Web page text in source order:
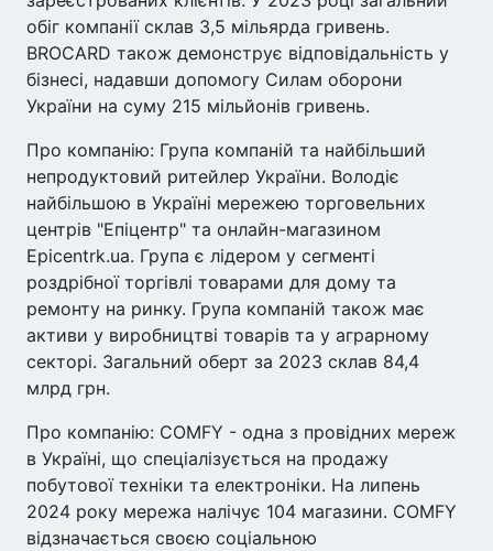
обіг компанії склав 3,5 мільярда гривень.
BROCARD також демонструє відповідальність у
бізнесі, надавши допомогу Силам оборони
України на суму 215 мільйонів гривень.
Про компанію: Група компаній та найбільший
непродуктовий ритейлер України. Володіє
найбільшою в Україні мережею торговельних
центрів "Епіцентр" та онлайн-магазином
Epicentrk.ua. Група є лідером у сегменті
роздрібної торгівлі товарами для дому та
ремонту на ринку. Група компаній також має
активи у виробництві товарів та у аграрному
секторі. Загальний оберт за 2023 склав 84,4
млрд грн.
Про компанію: COMFY - одна з провідних мереж
в Україні, що спеціалізується на продажу
побутової техніки та електроніки. На липень
2024 року мережа налічує 104 магазини. COMFY
відзначається своєю соціальною